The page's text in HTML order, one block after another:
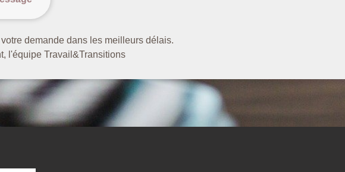
demande dans les meilleurs délais.
l'équipe Travail&Transitions